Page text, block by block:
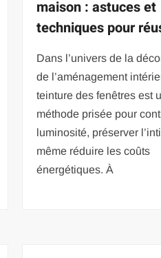
maison : astuces et
techniques pour
Dans l’univers de la
de l’aménagement
teinture des fenêtres est
méthode prisée pour
luminosité, préserver
même réduire les coûts
énergétiques. À